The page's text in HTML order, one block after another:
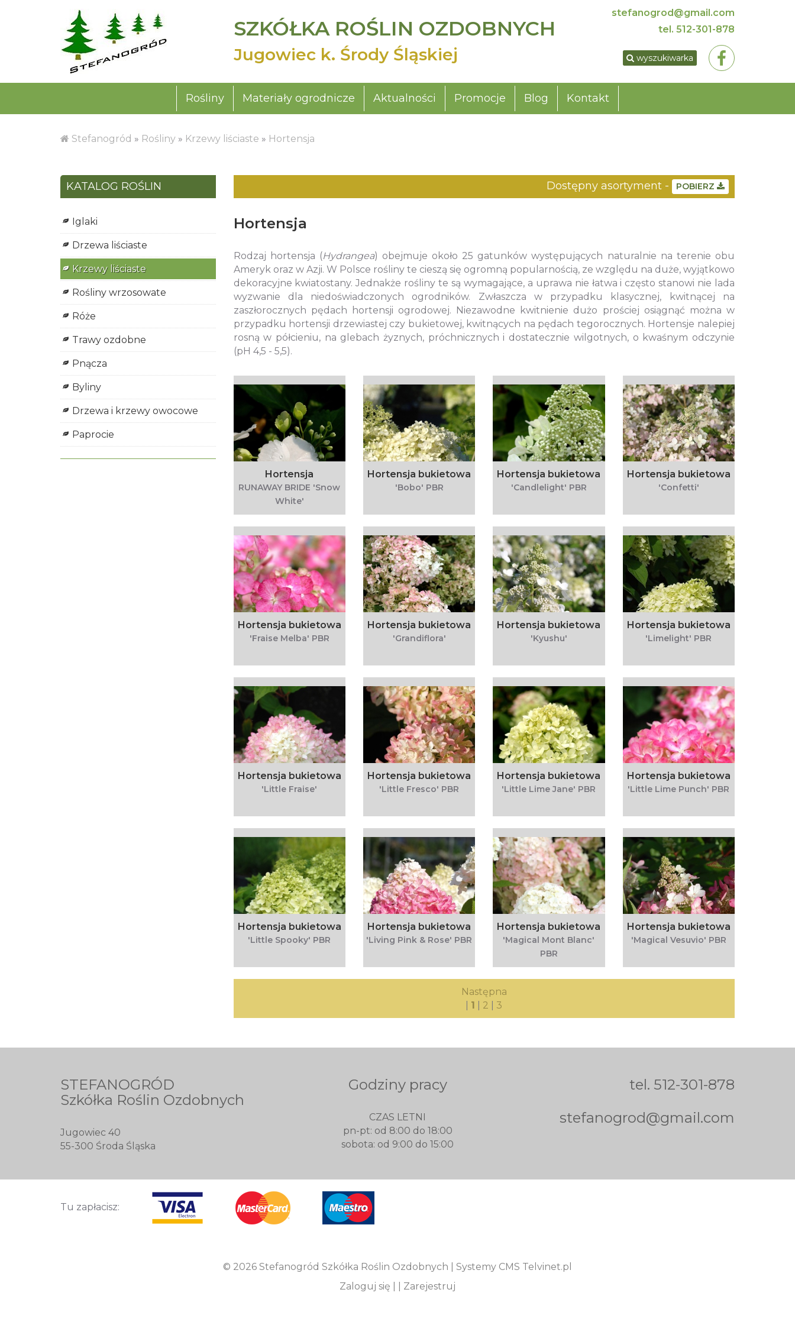
SZKÓŁKA ROŚLIN OZDOBNYCH
Jugowiec k. Środy Śląskiej
stefanogrod@gmail.com
tel. 512-301-878
wyszukiwarka
Rośliny Materiały ogrodnicze Aktualności Promocje Blog Kontakt
Stefanogród » Rośliny » Krzewy liściaste » Hortensja
KATALOG ROŚLIN
Iglaki
Drzewa liściaste
Krzewy liściaste
Rośliny wrzosowate
Róże
Trawy ozdobne
Pnącza
Byliny
Drzewa i krzewy owocowe
Paprocie
Dostępny asortyment - POBIERZ
Hortensja
Rodzaj hortensja (Hydrangea) obejmuje około 25 gatunków występujących naturalnie na terenie obu
Ameryk oraz w Azji. W Polsce rośliny te cieszą się ogromną popularnością, ze względu na duże, wyjątkowo
dekoracyjne kwiatostany. Jednakże rośliny te są wymagające, a uprawa nie łatwa i często stanowi nie lada
wyzwanie dla niedoświadczonych ogrodników. Zwłaszcza w przypadku klasycznej, kwitnącej na
zaszłorocznych pędach hortensji ogrodowej. Niezawodne kwitnienie dużo prościej osiągnąć można w
przypadku hortensji drzewiastej czy bukietowej, kwitnących na pędach tegorocznych. Hortensje nalepiej
rosną w półcieniu, na glebach żyznych, próchnicznych i dostatecznie wilgotnych, o kwaśnym odczynie
(pH 4,5 - 5,5).
Hortensja
RUNAWAY BRIDE 'Snow
White'
Hortensja bukietowa
'Bobo' PBR
Hortensja bukietowa
'Candlelight' PBR
Hortensja bukietowa
'Confetti'
Hortensja bukietowa
'Fraise Melba' PBR
Hortensja bukietowa
'Grandiflora'
Hortensja bukietowa
'Kyushu'
Hortensja bukietowa
'Limelight' PBR
Hortensja bukietowa
'Little Fraise'
Hortensja bukietowa
'Little Fresco' PBR
Hortensja bukietowa
'Little Lime Jane' PBR
Hortensja bukietowa
'Little Lime Punch' PBR
Hortensja bukietowa
'Little Spooky' PBR
Hortensja bukietowa
'Living Pink & Rose' PBR
Hortensja bukietowa
'Magical Mont Blanc'
PBR
Hortensja bukietowa
'Magical Vesuvio' PBR
Następna
1 2 3
STEFANOGRÓD
Szkółka Roślin Ozdobnych
Jugowiec 40
55-300 Środa Śląska
Godziny pracy
CZAS LETNI
pn-pt: od 8:00 do 18:00
sobota: od 9:00 do 15:00
tel. 512-301-878
stefanogrod@gmail.com
Tu zapłacisz:
© 2026 Stefanogród Szkółka Roślin Ozdobnych | Systemy CMS Telvinet.pl
Zaloguj się
Zarejestruj